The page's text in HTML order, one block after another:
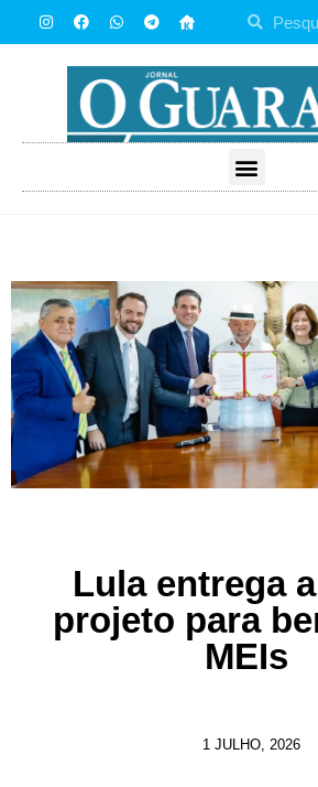
Lula entrega
projeto para
MEIs
1 JULHO, 2026